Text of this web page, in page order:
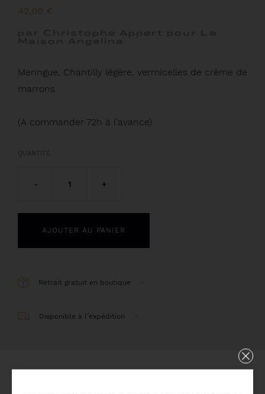
42,00 €
Meringue, Chantilly légère, vermicelles de crème de
marrons
(A commander 72h à l'avance)
- 1 +
AJOUTER AU PANIER
Retrait gratuit en boutique
Disponible à l’expédition